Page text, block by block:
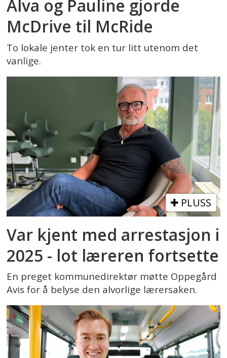
Alva og Pauline gjorde
McDrive til McRide
To lokale jenter tok en tur litt utenom det
vanlige.
PLUSS
Var kjent med arrestasjon i
2025 - lot læreren fortsette
En preget kommunedirektør møtte Oppegård
Avis for å belyse den alvorlige lærersaken.